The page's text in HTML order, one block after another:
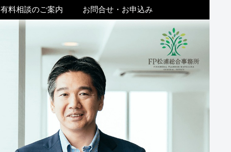
有料相談のご案内 お問合せ・お申込み